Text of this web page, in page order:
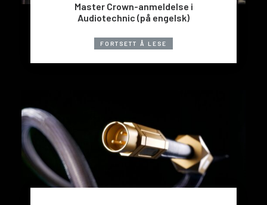
Master Crown-anmeldelse i
Audiotechnic (på engelsk)
FORTSETT Å LESE